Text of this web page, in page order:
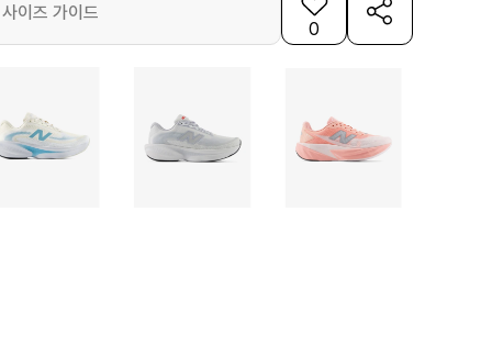
사이즈 가이드
0